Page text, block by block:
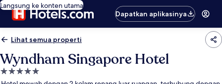
Langsung ke konten utama
Dapatkan aplikasinya
Lihat semua properti
Wyndham Singapore Hotel
Properti